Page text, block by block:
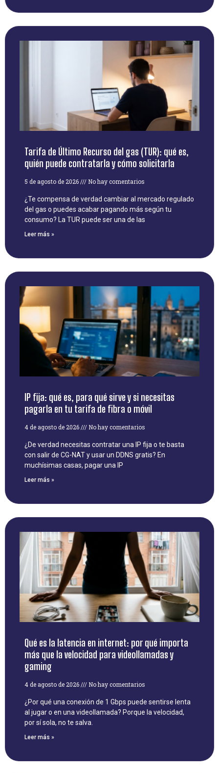
Tarifa de Último Recurso del gas (TUR): qué es,
quién puede contratarla y cómo solicitarla
5 de agosto de 2026 No hay comentarios
¿Te compensa de verdad cambiar al mercado regulado
del gas o puedes acabar pagando más según tu
consumo? La TUR puede ser una de las
Leer más »
IP fija: qué es, para qué sirve y si necesitas
pagarla en tu tarifa de fibra o móvil
4 de agosto de 2026 No hay comentarios
¿De verdad necesitas contratar una IP fija o te basta
con salir de CG-NAT y usar un DDNS gratis? En
muchísimas casas, pagar una IP
Leer más »
Qué es la latencia en internet: por qué importa
más que la velocidad para videollamadas y
gaming
4 de agosto de 2026 No hay comentarios
¿Por qué una conexión de 1 Gbps puede sentirse lenta
al jugar o en una videollamada? Porque la velocidad,
por sí sola, no te salva.
Leer más »